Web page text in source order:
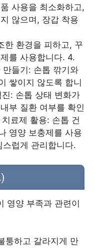
사용을 최소화하고,
않으며, 장갑 착용
한 환경을 피하고, 꾸
를 사용합니다. 4.
들기: 손톱 깎기와
쌓이지 않도록 합니
: 손톱 상태 변화가
부 질환 여부를 확인
료제 활용: 손톱 건
영양 보충제를 사용
럽게 관리합니다.
영양 부족과 관련이
퉁하고 갈라지게 만